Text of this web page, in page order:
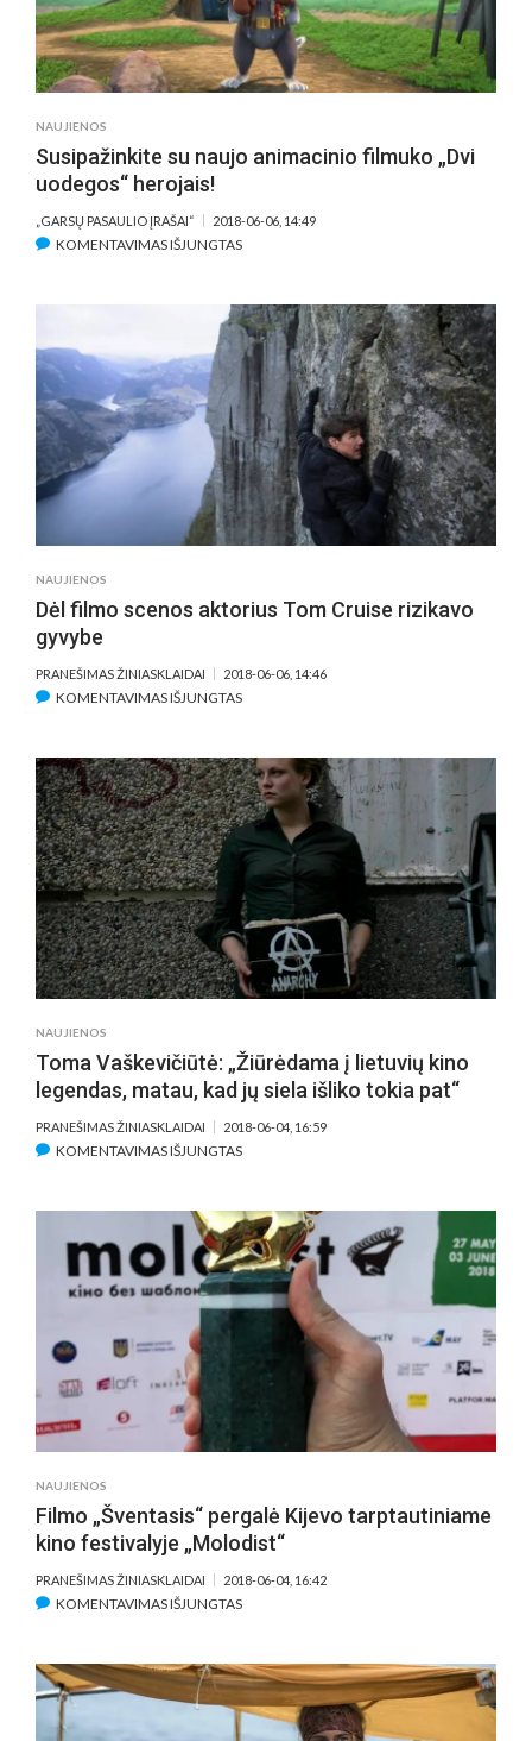
TEKO
NUGALĖTI
PANIŠKĄ
BAIMĘ
NAUJIENOS
Susipažinkite su naujo animacinio filmuko „Dvi
uodegos“ herojais!
„GARSŲ PASAULIO ĮRAŠAI“ 2018-06-06, 14:49
KOMENTAVIMAS IŠJUNGTASĮRAŠE
NAUJO
ANIMACINIO
FILMUKO
„DVI
UODEGOS“
HEROJAIS!
NAUJIENOS
Dėl filmo scenos aktorius Tom Cruise rizikavo
gyvybe
PRANEŠIMAS ŽINIASKLAIDAI 2018-06-06, 14:46
KOMENTAVIMAS IŠJUNGTASĮRAŠE
SCENOS
AKTORIUS
TOM
CRUISE
RIZIKAVO
GYVYBE
NAUJIENOS
Toma Vaškevičiūtė: „Žiūrėdama į lietuvių kino
legendas, matau, kad jų siela išliko tokia pat“
PRANEŠIMAS ŽINIASKLAIDAI 2018-06-04, 16:59
KOMENTAVIMAS IŠJUNGTASĮRAŠE
„ŽIŪRĖDAMA
Į
LIETUVIŲ
KINO
LEGENDAS,
KAD
IŠLIKO
NAUJIENOS
Filmo „Šventasis“ pergalė Kijevo tarptautiniame
kino festivalyje „Molodist“
PRANEŠIMAS ŽINIASKLAIDAI 2018-06-04, 16:42
KOMENTAVIMAS IŠJUNGTASĮRAŠE
PERGALĖ
KIJEVO
TARPTAUTINIAME